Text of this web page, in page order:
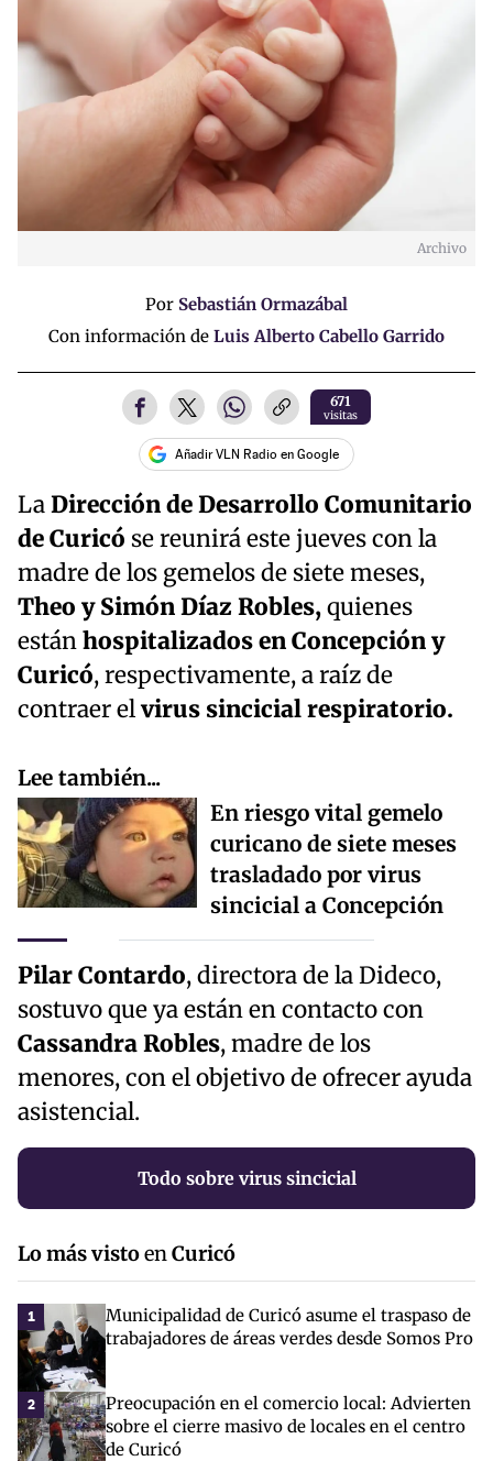
Archivo
Por Sebastián Ormazábal
Con información de Luis Alberto Cabello Garrido
671
visitas
Añadir VLN Radio en Google
LaDirección de Desarrollo Comunitario
de Curicó se reunirá este jueves con la
madre de los gemelos de siete meses,
Theo y Simón Díaz Robles,quienes
estánhospitalizados en Concepción y
Curicó, respectivamente, a raíz de
contraer elvirus sincicial respiratorio.
Lee también...
En riesgo vital gemelo
curicano de siete meses
trasladado por virus
sincicial a Concepción
Pilar Contardo, directora de la Dideco,
sostuvo que ya están en contacto con
Cassandra Robles, madre de los
menores, con el objetivo de ofrecer ayuda
asistencial.
Todo sobre virus sincicial
Lo más vistoenCuricó
1
Municipalidad de Curicó asume el traspaso de
trabajadores de áreas verdes desde Somos Pro
2
Preocupación en el comercio local: Advierten
sobre el cierre masivo de locales en el centro
de Curicó